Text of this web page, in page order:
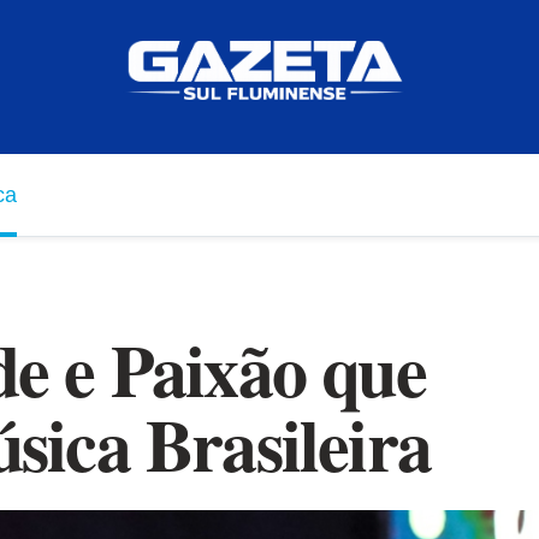
e Paixão que
Brasileira